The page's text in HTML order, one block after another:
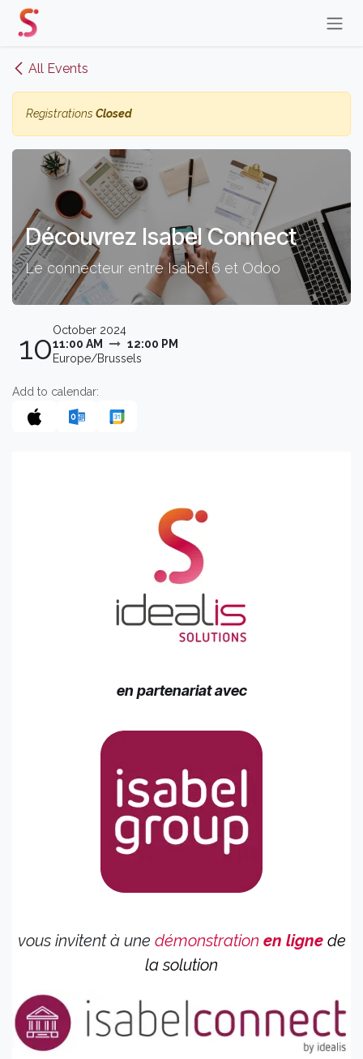
Skip to Content
All Events
Registrations Closed
Découvrez Isabel Connect
Le connecteur entre Isabel 6 et Odoo
10October 2024
11:00 AM
12:00 PM
Europe/Brussels
Add to calendar:
en partenariat avec
vous invitent à une démonstration en ligne de
la solution